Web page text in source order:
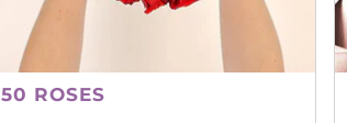
50 ROSES